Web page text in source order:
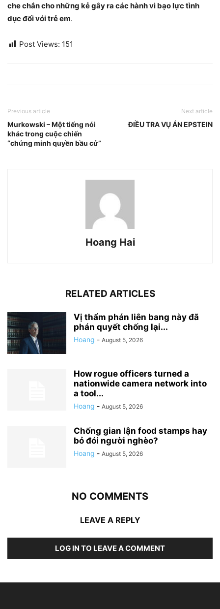
che chắn cho những kẻ gây ra các hành vi bạo lực tình
dục đối với trẻ em.
Post Views: 151
Previous article
Murkowski – Một tiếng nói
khác trong cuộc chiến
“chứng minh quyền bầu cử”
Next article
ĐIỀU TRA VỤ ÁN EPSTEIN
Hoang Hai
RELATED ARTICLES
Vị thẩm phán liên bang này đã
phán quyết chống lại...
Hoang - August 5, 2026
How rogue officers turned a
nationwide camera network into
a tool...
Hoang - August 5, 2026
Chống gian lận food stamps hay
bỏ đói người nghèo?
Hoang - August 5, 2026
NO COMMENTS
LEAVE A REPLY
LOG IN TO LEAVE A COMMENT